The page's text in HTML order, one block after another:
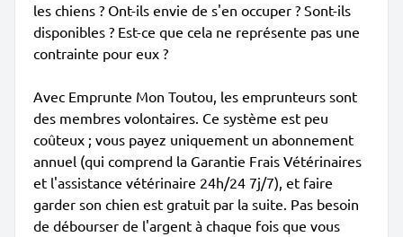
les chiens ? Ont-ils envie de s'en occuper ? Sont-ils
disponibles ? Est-ce que cela ne représente pas une
contrainte pour eux ?
Avec Emprunte Mon Toutou, les emprunteurs sont
des membres volontaires. Ce système est peu
coûteux ; vous payez uniquement un abonnement
annuel (qui comprend la Garantie Frais Vétérinaires
et l'assistance vétérinaire 24h/24 7j/7), et faire
garder son chien est gratuit par la suite. Pas besoin
de débourser de l'argent à chaque fois que vous